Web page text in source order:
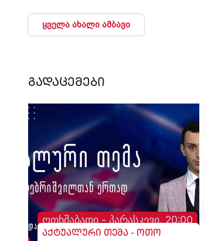
ყველა ახალი ამბავი
გადაცემები
ოთხშაბათი - პარასკევი, 20:00
აქტუალური თემა - ოთო